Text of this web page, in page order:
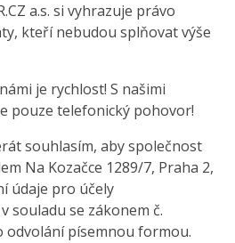
a.s. si vyhrazuje právo
kteří nebudou splňovat výše
je rychlost! S našimi
pouze telefonický pohovor!
souhlasím, aby společnost
Na Kozačce 1289/7, Praha 2,
údaje pro účely
souladu se zákonem č.
odvolání písemnou formou.